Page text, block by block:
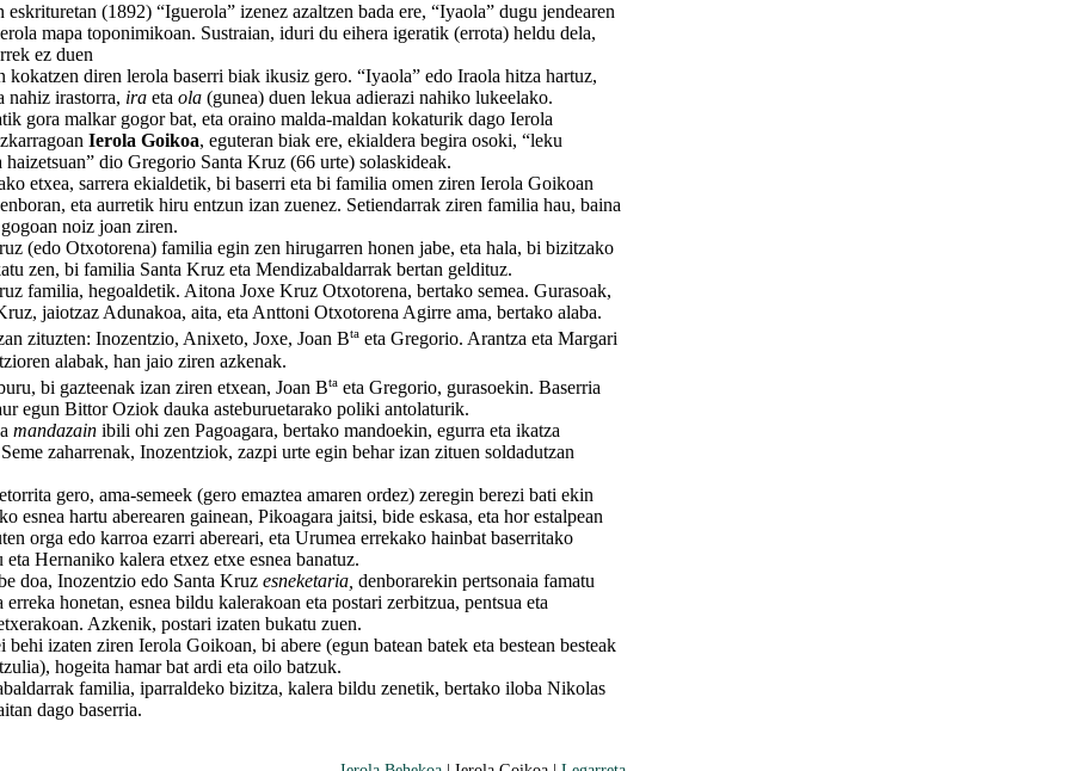
(1892) “Iguerola” izenez azaltzen bada ere, “Iyaola” dugu jendearen
mapa toponimikoan. Sustraian, iduri du eihera igeratik (errota) heldu dela,
ez duen
kokatzen diren lerola baserri biak ikusiz gero. “Iyaola” edo Iraola hitza hartuz,
nahiz irastorra, ira eta ola (gunea) duen lekua adierazi nahiko lukeelako.
malkar gogor bat, eta oraino malda-maldan kokaturik dago Ierola
Ierola Goikoa, eguteran biak ere, ekialdera begira osoki, “leku
haizetsuan” dio Gregorio Santa Kruz (66 urte) solaskideak.
sarrera ekialdetik, bi baserri eta bi familia omen ziren Ierola Goikoan
eta aurretik hiru entzun izan zuenez. Setiendarrak ziren familia hau, baina
noiz joan ziren.
Otxotorena) familia egin zen hirugarren honen jabe, eta hala, bi bizitzako
zen, bi familia Santa Kruz eta Mendizabaldarrak bertan geldituz.
hegoaldetik. Aitona Joxe Kruz Otxotorena, bertako semea. Gurasoak,
jaiotzaz Adunakoa, aita, eta Anttoni Otxotorena Agirre ama, bertako alaba.
zituzten: Inozentzio, Anixeto, Joxe, Joan Bta eta Gregorio. Arantza eta Margari
alabak, han jaio ziren azkenak.
bi gazteenak izan ziren etxean, Joan Bta eta Gregorio, gurasoekin. Baserria
egun Bittor Oziok dauka asteburuetarako poliki antolaturik.
mandazain ibili ohi zen Pagoagara, bertako mandoekin, egurra eta ikatza
zaharrenak, Inozentziok, zazpi urte egin behar izan zituen soldadutzan
gero, ama-semeek (gero emaztea amaren ordez) zeregin berezi bati ekin
esnea hartu aberearen gainean, Pikoagara jaitsi, bide eskasa, eta hor estalpean
orga edo karroa ezarri abereari, eta Urumea errekako hainbat baserritako
eta Hernaniko kalera etxez etxe esnea banatuz.
Inozentzio edo Santa Kruz esneketaria, denborarekin pertsonaia famatu
erreka honetan, esnea bildu kalerakoan eta postari zerbitzua, pentsua eta
Azkenik, postari izaten bukatu zuen.
izaten ziren Ierola Goikoan, bi abere (egun batean batek eta bestean besteak
hogeita hamar bat ardi eta oilo batzuk.
familia, iparraldeko bizitza, kalera bildu zenetik, bertako iloba Nikolas
dago baserria.